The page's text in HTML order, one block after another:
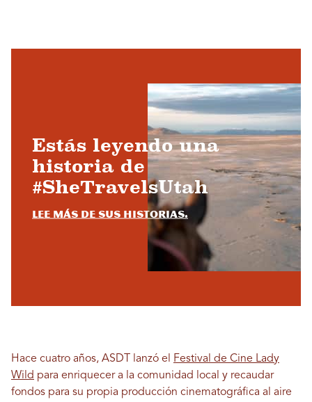
Estás leyendo una
historia de
#SheTravelsUtah
Lee más de sus historias.
Hace cuatro años, ASDT lanzó el
Festival de Cine Lady
Wild para enriquecer a la comunidad local y recaudar
fondos para su propia producción cinematográfica al aire